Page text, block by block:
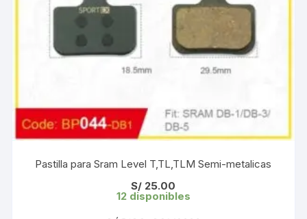
Pastilla para Sram Level T,TL,TLM Semi-metalicas
S/ 25.00
12 disponibles